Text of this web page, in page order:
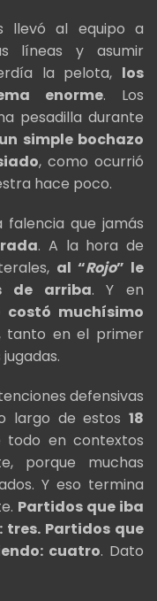
llevó al equipo a
líneas y asumir
la pelota, los
enorme. Los
pesadilla durante
simple bochazo
, como ocurrió
hace poco.
falencia que jamás
. A la hora de
al “Rojo” le
de arriba. Y en
costó muchísimo
tanto en el primer
defensivas
largo de estos 18
todo en contextos
porque muchas
Y eso termina
Partidos que iba
Partidos que
cuatro. Dato